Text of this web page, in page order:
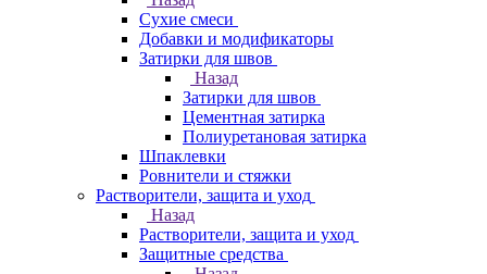
Сухие смеси
Добавки и модификаторы
Затирки для швов
Назад
Затирки для швов
Цементная затирка
Полиуретановая затирка
Шпаклевки
Ровнители и стяжки
Растворители, защита и уход
Назад
Растворители, защита и уход
Защитные средства